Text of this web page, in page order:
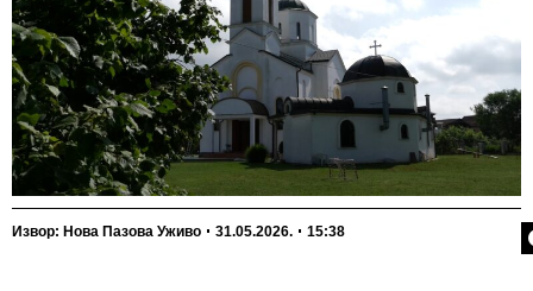
Извор: Нова Пазова Уживо 31.05.2026. 15:38